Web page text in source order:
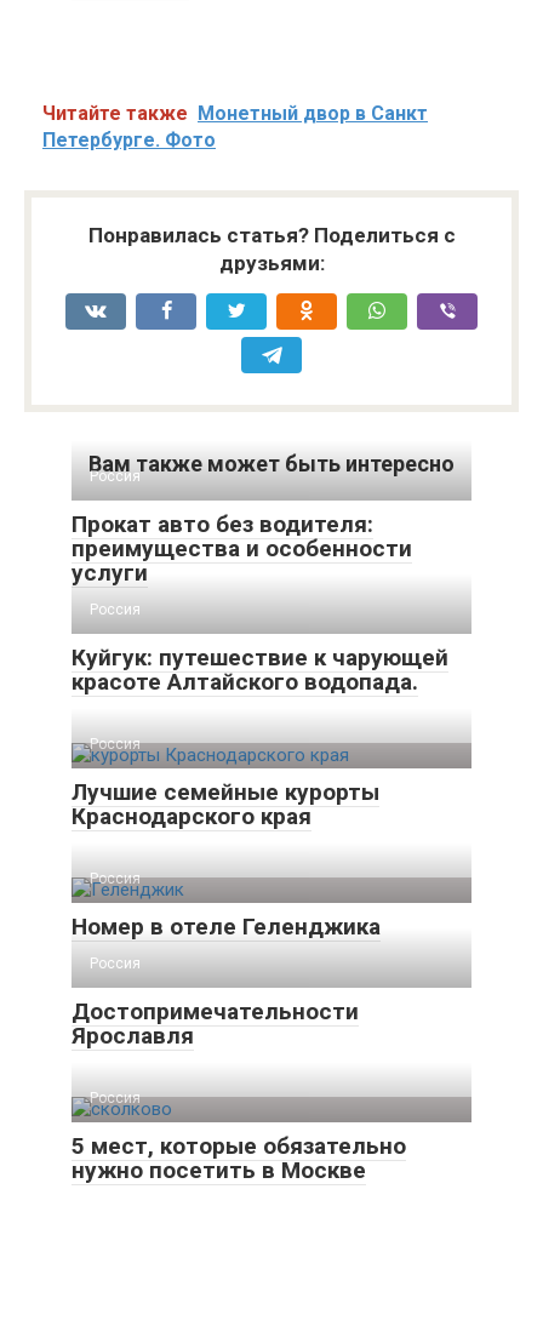
Читайте также Монетный двор в Санкт
Петербурге. Фото
Понравилась статья? Поделиться с
друзьями:
Вам также может быть интересно
Россия
Прокат авто без водителя:
преимущества и особенности
услуги
Россия
Куйгук: путешествие к чарующей
красоте Алтайского водопада.
Россия
Лучшие семейные курорты
Краснодарского края
Россия
Номер в отеле Геленджика
Россия
Достопримечательности
Ярославля
Россия
5 мест, которые обязательно
нужно посетить в Москве